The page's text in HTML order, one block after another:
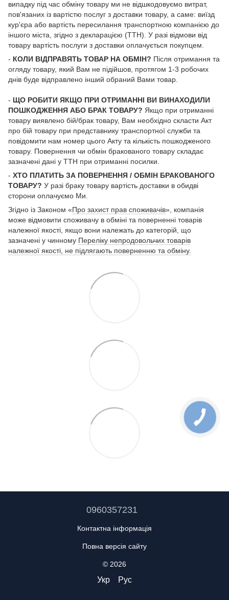
випадку під час обміну товару ми не відшкодовуємо витрат,
пов'язаних із вартістю послуг з доставки товару, а саме: виїзд
кур'єра або вартість пересилання транспортною компанією до
іншого міста, згідно з декларацією (ТТН). У разі відмови від
товару вартість послуги з доставки оплачується покупцем.
- КОЛИ ВІДПРАВЯТЬ ТОВАР НА ОБМІН? Після отримання та
огляду товару, який Вам не підійшов, протягом 1-3 робочих
днів буде відправлено інший обраний Вами товар.
- ЩО РОБИТИ ЯКЩО ПРИ ОТРИМАННІ ВИ ВИНАХОДИЛИ
ПОШКОДЖЕННЯ АБО БРАК ТОВАРУ? Якщо при отриманні
товару виявлено бій/брак товару, Вам необхідно скласти Акт
про бій товару при представнику транспортної служби та
повідомити нам номер цього Акту та кількість пошкодженого
товару. Повернення чи обмін бракованого товару складає
зазначені дані у ТТН при отриманні посилки.
- ХТО ПЛАТИТЬ ЗА ПОВЕРНЕННЯ / ОБМІН БРАКОВАНОГО
ТОВАРУ? У разі браку товару вартість доставки в обидві
сторони оплачуємо Ми.
Згідно із Законом «Про захист прав споживачів», компанія
може відмовити споживачу в обміні та поверненні товарів
належної якості, якщо вони належать до категорій, що
зазначені у чинному Переліку непродовольчих товарів
належної якості, не підлягають поверненню та обміну.
0960357231
Контактна інформація
Повна версія сайту
© 2026
Укр Рус